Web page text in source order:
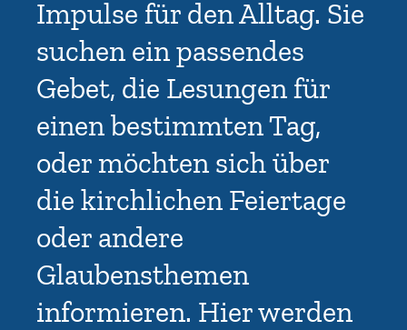
Impulse für den Alltag. Sie
suchen ein passendes
Gebet, die Lesungen für
einen bestimmten Tag,
oder möchten sich über
die kirchlichen Feiertage
oder andere
Glaubensthemen
informieren. Hier werden